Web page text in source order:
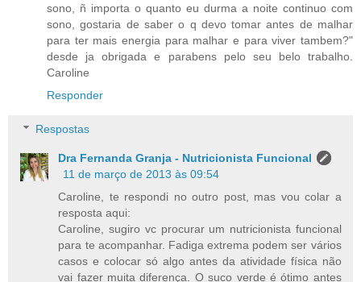
sono, ñ importa o quanto eu durma a noite continuo com
sono, gostaria de saber o q devo tomar antes de malhar
para ter mais energia para malhar e para viver tambem?"
desde ja obrigada e parabens pelo seu belo trabalho.
Caroline
Responder
Respostas
Dra Fernanda Granja - Nutricionista Funcional
11 de março de 2013 às 09:54
Caroline, te respondi no outro post, mas vou colar a
resposta aqui:
Caroline, sugiro vc procurar um nutricionista funcional
para te acompanhar. Fadiga extrema podem ser vários
casos e colocar só algo antes da atividade física não
vai fazer muita diferença. O suco verde é ótimo antes